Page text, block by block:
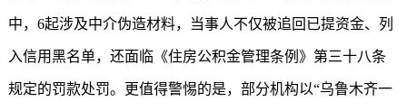
中，6起涉及中介伪造材料，当事人不仅被追回已提资金、列
入信用黑名单，还面临《住房公积金管理条例》第三十八条
规定的罚款处罚。更值得警惕的是，部分机构以“乌鲁木齐一